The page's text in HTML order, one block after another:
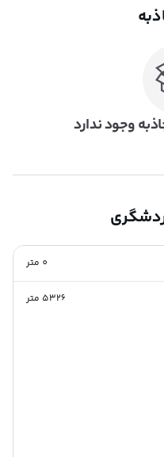
وجود ندارد
0 متر
5326 متر